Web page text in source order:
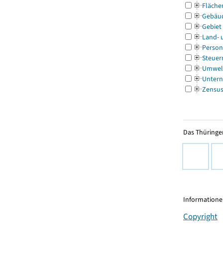
Gebiet
Land-
Zensus
Das
Copyright